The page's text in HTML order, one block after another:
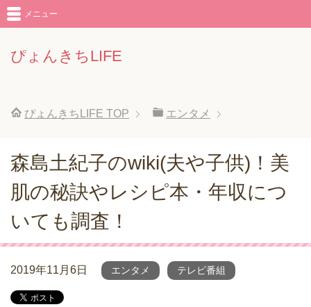
ぴょんきちLIFE
メニュー
ぴょんきちLIFE TOP エンタメ
森島土紀子のwiki(夫や子供)！美
肌の秘訣やレシピ本・年収につ
いても調査！
2019年11月6日 エンタメ テレビ番組